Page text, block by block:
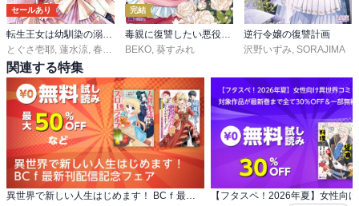
セールあり
とぐさ壱耶 蓮水涼 春が野かおる
完結
BEKO 葵すみれ
逆行令嬢の復讐計画
沢野いずみ SORAJIMA
関連する特集